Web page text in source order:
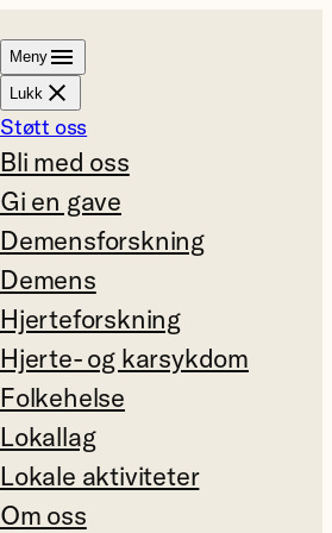
Meny
Lukk
Støtt oss
Bli med oss
Gi en gave
Demensforskning
Demens
Hjerteforskning
Hjerte- og karsykdom
Folkehelse
Lokallag
Lokale aktiviteter
Om oss